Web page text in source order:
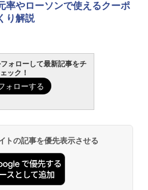
率やローソンで使えるクーポ
り解説
ォローして最新記事をチ
ェック！
トの記事を優先表示させる